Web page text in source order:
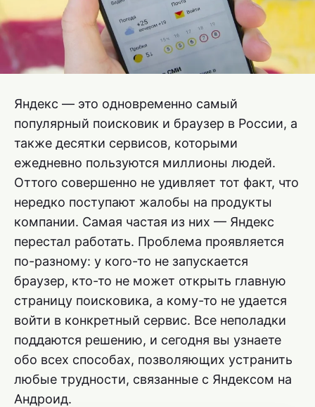
Яндекс — это одновременно самый
популярный поисковик и браузер в России, а
также десятки сервисов, которыми
ежедневно пользуются миллионы людей.
Оттого совершенно не удивляет тот факт, что
нередко поступают жалобы на продукты
компании. Самая частая из них — Яндекс
перестал работать. Проблема проявляется
по-разному: у кого-то не запускается
браузер, кто-то не может открыть главную
страницу поисковика, а кому-то не удается
войти в конкретный сервис. Все неполадки
поддаются решению, и сегодня вы узнаете
обо всех способах, позволяющих устранить
любые трудности, связанные с Яндексом на
Андроид.